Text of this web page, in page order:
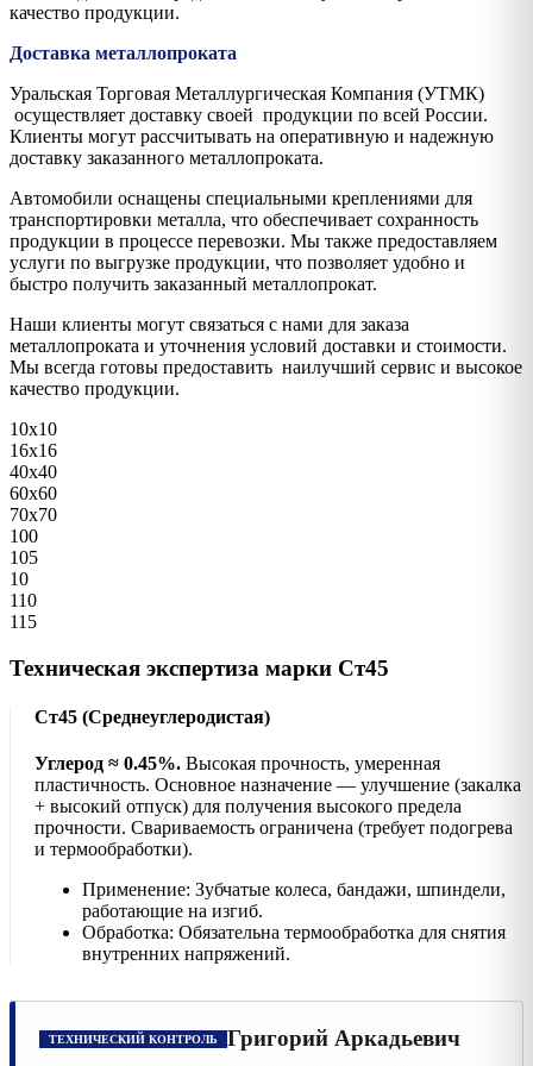
качество продукции.
Доставка металлопроката
Уральская Торговая Металлургическая Компания (УТМК)
осуществляет доставку своей продукции по всей России.
Клиенты могут рассчитывать на оперативную и надежную
доставку заказанного металлопроката.
Автомобили оснащены специальными креплениями для
транспортировки металла, что обеспечивает сохранность
продукции в процессе перевозки. Мы также предоставляем
услуги по выгрузке продукции, что позволяет удобно и
быстро получить заказанный металлопрокат.
Наши клиенты могут связаться с нами для заказа
металлопроката и уточнения условий доставки и стоимости.
Мы всегда готовы предоставить наилучший сервис и высокое
качество продукции.
10х10
16х16
40х40
60х60
70х70
100
105
10
110
115
Техническая экспертиза марки Ст45
Ст45 (Среднеуглеродистая)
Углерод ≈ 0.45%. Высокая прочность, умеренная
пластичность. Основное назначение — улучшение (закалка
+ высокий отпуск) для получения высокого предела
прочности. Свариваемость ограничена (требует подогрева
и термообработки).
Применение: Зубчатые колеса, бандажи, шпиндели,
работающие на изгиб.
Обработка: Обязательна термообработка для снятия
внутренних напряжений.
ТЕХНИЧЕСКИЙ КОНТРОЛЬ Григорий Аркадьевич